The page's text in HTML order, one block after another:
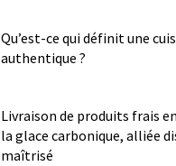
Qu’est-ce qui définit une
authentique ?
Livraison de produits frais
la glace carbonique, alliée
maîtrisé